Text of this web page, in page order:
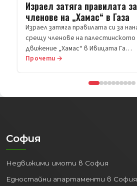
Прочети →
София
Недвижими имоти в София
Едностайни апартаменти в София